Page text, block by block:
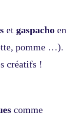
et gaspacho en
pomme …).
créatifs !
comme